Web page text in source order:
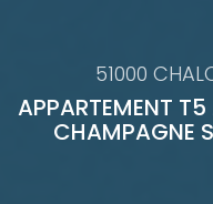
51000
APPARTEMENT
CHAMPAGNE